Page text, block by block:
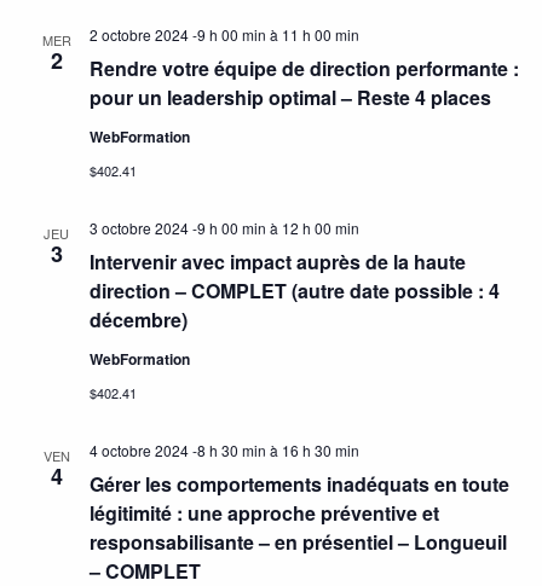
MER
2
Rendre votre équipe de direction performante :
pour un leadership optimal – Reste 4 places
2 octobre 2024 -9 h 00 min à 11 h 00 min
WebFormation
$402.41
JEU
3
Intervenir avec impact auprès de la haute
direction – COMPLET (autre date possible : 4
décembre)
3 octobre 2024 -9 h 00 min à 12 h 00 min
WebFormation
$402.41
VEN
4
Gérer les comportements inadéquats en toute
légitimité : une approche préventive et
responsabilisante – en présentiel – Longueuil
– COMPLET
4 octobre 2024 -8 h 30 min à 16 h 30 min